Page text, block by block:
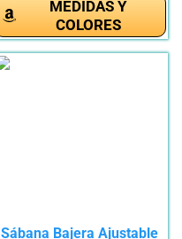
MEDIDAS Y
COLORES
Sábana Bajera Ajustable